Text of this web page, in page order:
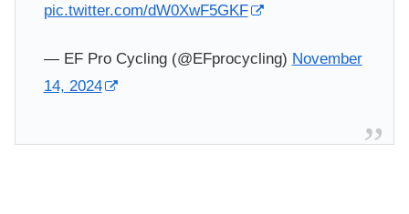
pic.twitter.com/dW0XwF5GKF
— EF Pro Cycling (@EFprocycling) November
14, 2024